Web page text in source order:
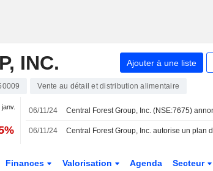
INC. Ajouter à une liste
Vente au détail et distribution alimentaire
06/11/24
06/11/24
Finances Valorisation Agenda Secteur